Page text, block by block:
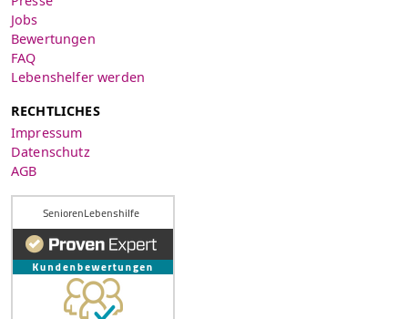
Jobs
Bewertungen
FAQ
Lebenshelfer werden
RECHTLICHES
Impressum
Datenschutz
AGB